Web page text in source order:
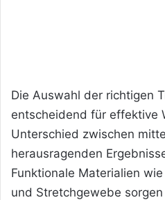
Die Auswahl der richtigen
entscheidend für effektive
Unterschied zwischen
herausragenden
Funktionale Materialien
und Stretchgewebe